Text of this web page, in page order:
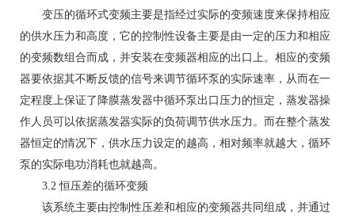
变压的循环式变频主要是指经过实际的变频速度来保持相应
的供水压力和高度，它的控制性设备主要是由一定的压力和相应
的变频数组合而成，并安装在变频器相应的出口上。相应的变频
器要依据其不断反馈的信号来调节循环泵的实际速率，从而在一
定程度上保证了降膜蒸发器中循环泵出口压力的恒定，蒸发器操
作人员可以依据蒸发器实际的负荷调节供水压力。而在整个蒸发
器恒定的情况下，供水压力设定的越高，相对频率就越大，循环
泵的实际电功消耗也就越高。
3.2 恒压差的循环变频
该系统主要由控制性压差和相应的变频器共同组成，并通过